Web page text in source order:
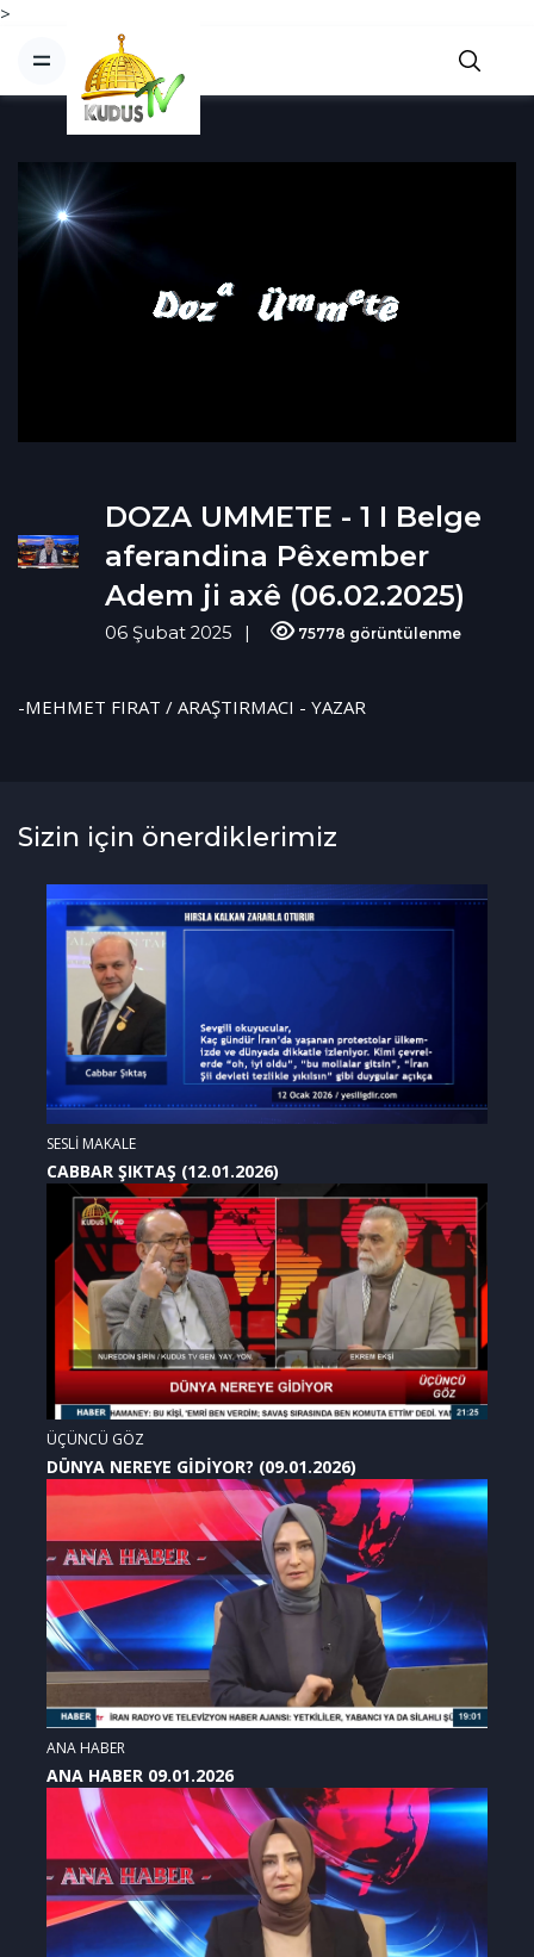
>
DOZA UMMETE - 1 I Belge
aferandina Pêxember
Adem ji axê (06.02.2025)
06 Şubat 2025 75778 görüntülenme
-MEHMET FIRAT / ARAŞTIRMACI - YAZAR
Sizin için önerdiklerimiz
SESLİ MAKALE
CABBAR ŞIKTAŞ (12.01.2026)
ÜÇÜNCÜ GÖZ
DÜNYA NEREYE GİDİYOR? (09.01.2026)
ANA HABER
ANA HABER 09.01.2026